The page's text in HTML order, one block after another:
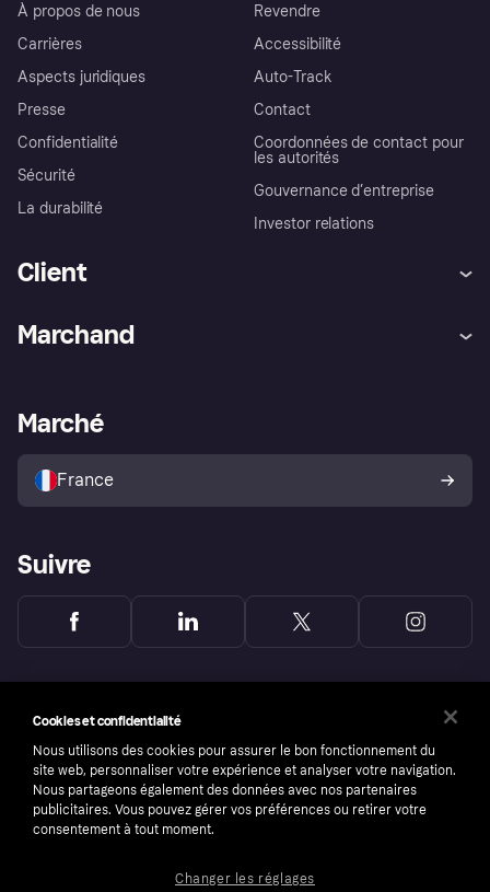
À propos de nous
Carrières
Aspects juridiques
Presse
Confidentialité
Sécurité
La durabilité
Revendre
Accessibilité
Auto-Track
Contact
Coordonnées de contact pour
les autorités
Gouvernance d’entreprise
Investor relations
Client
Explorez les magasins
Politique de protection de
l’acheteur Klarna
Marchand
Portail Marchand
Marché
France
Suivre
Cookies et confidentialité
Nous utilisons des cookies pour assurer le bon fonctionnement du
site web, personnaliser votre expérience et analyser votre navigation.
Nous partageons également des données avec nos partenaires
publicitaires. Vous pouvez gérer vos préférences ou retirer votre
consentement à tout moment.
Changer les réglages